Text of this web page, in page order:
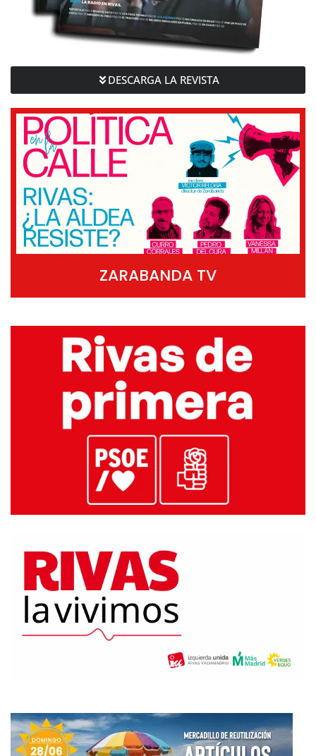
DESCARGA LA REVISTA
ZARABANDA TV